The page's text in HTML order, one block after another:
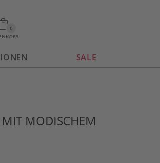
0
SALE
MIT MODISCHEM